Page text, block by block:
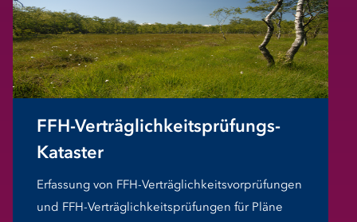
FFH-Verträglichkeitsprüfungs-
Kataster
Erfassung von FFH-Verträglichkeitsvorprüfungen
und FFH-Verträglichkeitsprüfungen für Pläne